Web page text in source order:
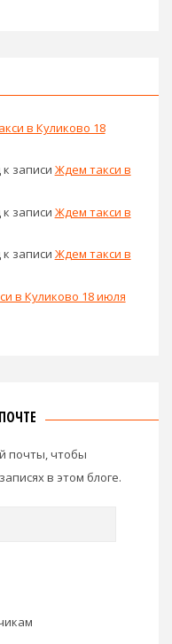
в Куликово 18
к записи Ждем такси в
к записи Ждем такси в
к записи Ждем такси в
в Куликово 18 июля
почты, чтобы
в этом блоге.